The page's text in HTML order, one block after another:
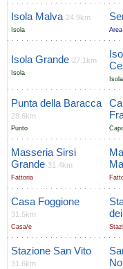
Isola Malva 24.9km
Isola Area
Isola Grande 27.1km
Isola
Isola
Punta della Baracca
28.6km
Punto
Masseria Sirsi
Grande 31.4km
Fattoria
Casa Foggione
31.5km
Casa/e
Stazione San Vito
31.6km